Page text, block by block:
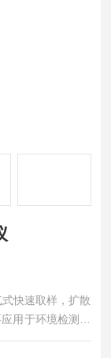
快速取样，扩散
用于环境检测领